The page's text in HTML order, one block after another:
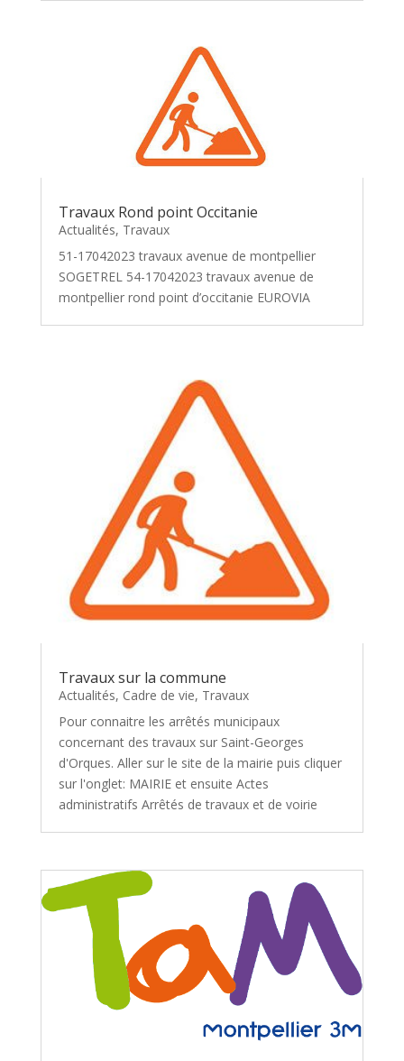
Travaux Rond point Occitanie
Actualités, Travaux
51-17042023 travaux avenue de montpellier
SOGETREL 54-17042023 travaux avenue de
montpellier rond point d’occitanie EUROVIA
Travaux sur la commune
Actualités, Cadre de vie, Travaux
Pour connaitre les arrêtés municipaux
concernant des travaux sur Saint-Georges
d'Orques. Aller sur le site de la mairie puis cliquer
sur l'onglet: MAIRIE et ensuite Actes
administratifs Arrêtés de travaux et de voirie